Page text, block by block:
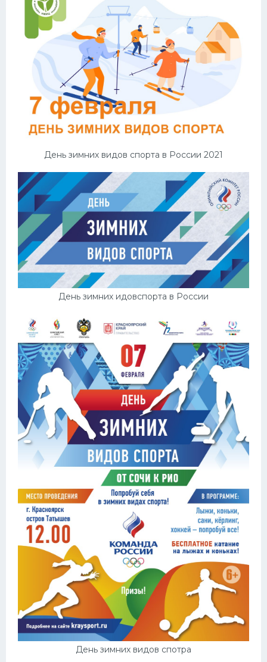
День зимних видов спорта в России 2021
День зимних идовспорта в России
День зимних видов спотра